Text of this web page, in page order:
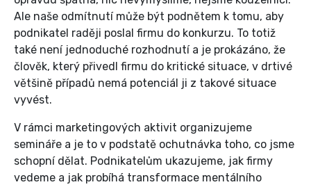
Ale naše odmítnutí může být podnětem k tomu, aby
podnikatel raději poslal firmu do konkurzu. To totiž
také není jednoduché rozhodnutí a je prokázáno, že
člověk, který přivedl firmu do kritické situace, v drtivé
většině případů nemá potenciál ji z takové situace
vyvést.
V rámci marketingových aktivit organizujeme
semináře a je to v podstatě ochutnávka toho, co jsme
schopní dělat. Podnikatelům ukazujeme, jak firmy
vedeme a jak probíhá transformace mentálního